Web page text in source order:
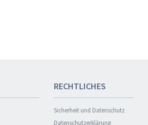
RECHTLICHES
Sicherheit und Datenschutz
Datenschutzerklärung